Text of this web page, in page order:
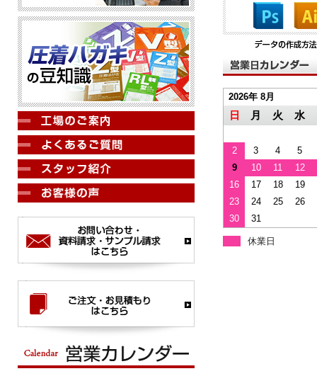
2026年 8月
日 月 火 水
2 3 4
5
9
10 11
12
16
17 18
19
23
24 25
26
30
31
休業日